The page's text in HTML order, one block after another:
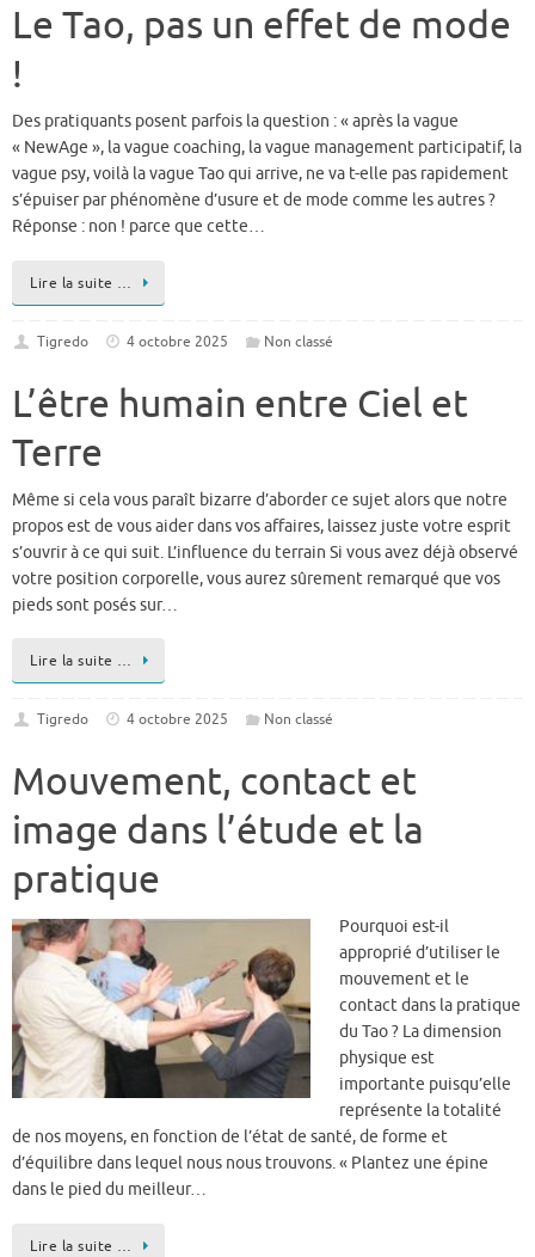
Le Tao, pas un effet de mode
!
Des pratiquants posent parfois la question : « après la vague
« NewAge », la vague coaching, la vague management participatif, la
vague psy, voilà la vague Tao qui arrive, ne va t-elle pas rapidement
s’épuiser par phénomène d’usure et de mode comme les autres ?
Réponse : non ! parce que cette…
Lire la suite …
Tigredo 4 octobre 2025 Non classé
L’être humain entre Ciel et
Terre
Même si cela vous paraît bizarre d’aborder ce sujet alors que notre
propos est de vous aider dans vos affaires, laissez juste votre esprit
s’ouvrir à ce qui suit. L’influence du terrain Si vous avez déjà observé
votre position corporelle, vous aurez sûrement remarqué que vos
pieds sont posés sur…
Lire la suite …
Tigredo 4 octobre 2025 Non classé
Mouvement, contact et
image dans l’étude et la
pratique
Pourquoi est-il
approprié d’utiliser le
mouvement et le
contact dans la pratique
du Tao ? La dimension
physique est
importante puisqu’elle
représente la totalité
de nos moyens, en fonction de l’état de santé, de forme et
d’équilibre dans lequel nous nous trouvons. « Plantez une épine
dans le pied du meilleur…
Lire la suite …